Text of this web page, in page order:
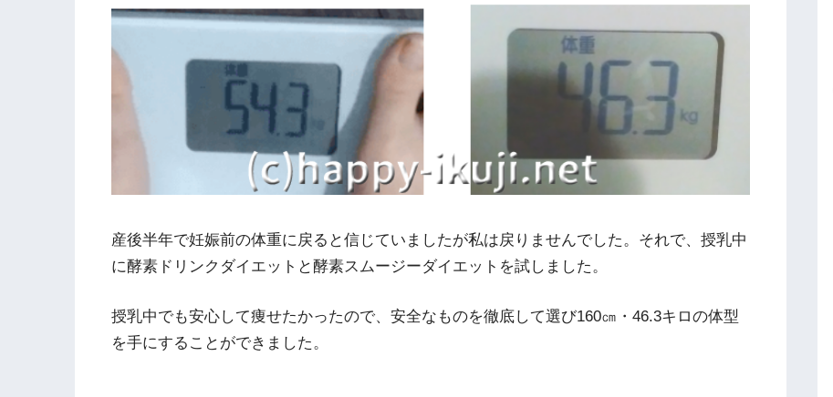
産後半年で妊娠前の体重に戻ると信じていましたが私は戻りませんでした。それで、授乳中
に酵素ドリンクダイエットと酵素スムージーダイエットを試しました。
授乳中でも安心して痩せたかったので、安全なものを徹底して選び160㎝・46.3キロの体型
を手にすることができました。